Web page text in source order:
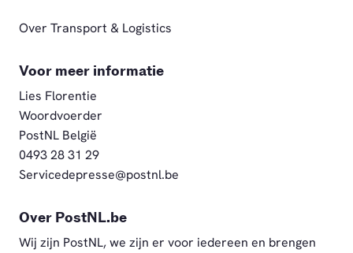
Over Transport & Logistics
Voor meer informatie
Lies Florentie
Woordvoerder
PostNL België
0493 28 31 29
Servicedepresse@postnl.be
Over PostNL.be
Wij zijn PostNL, we zijn er voor iedereen en brengen